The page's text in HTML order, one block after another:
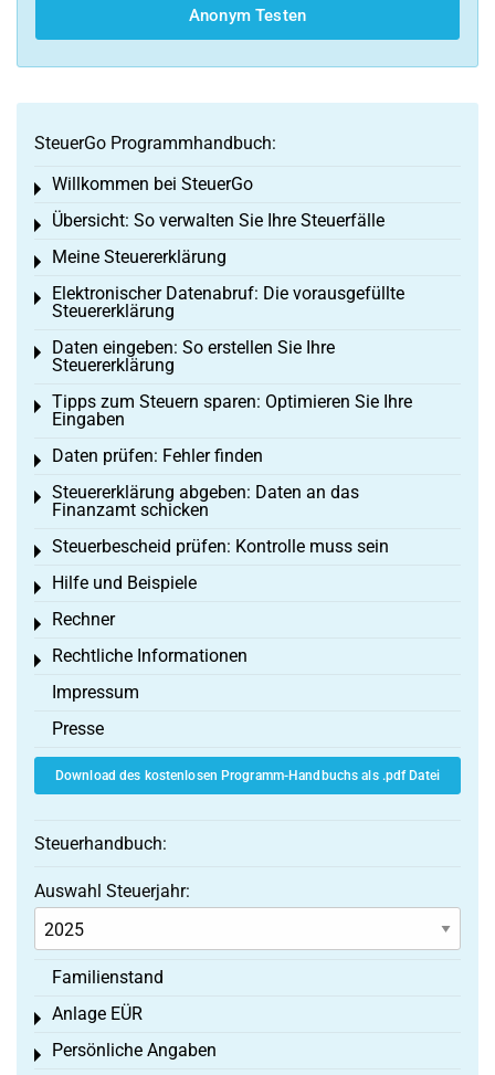
Anonym Testen
SteuerGo Programmhandbuch:
Willkommen bei SteuerGo
Toggle menu
Übersicht: So verwalten Sie Ihre Steuerfälle
Toggle menu
Meine Steuererklärung
Toggle menu
Elektronischer Datenabruf: Die vorausgefüllte
Steuererklärung
Toggle menu
Daten eingeben: So erstellen Sie Ihre
Steuererklärung
Toggle menu
Tipps zum Steuern sparen: Optimieren Sie Ihre
Eingaben
Toggle menu
Daten prüfen: Fehler finden
Toggle menu
Steuererklärung abgeben: Daten an das
Finanzamt schicken
Toggle menu
Steuerbescheid prüfen: Kontrolle muss sein
Toggle menu
Hilfe und Beispiele
Toggle menu
Rechner
Toggle menu
Rechtliche Informationen
Toggle menu
Impressum
Presse
Download des kostenlosen Programm-Handbuchs als .pdf Datei
Steuerhandbuch:
Auswahl Steuerjahr:
Familienstand
Anlage EÜR
Toggle menu
Persönliche Angaben
Toggle menu